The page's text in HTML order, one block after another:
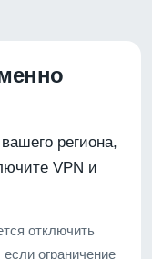
региона,
VPN и
отключить
ограничение